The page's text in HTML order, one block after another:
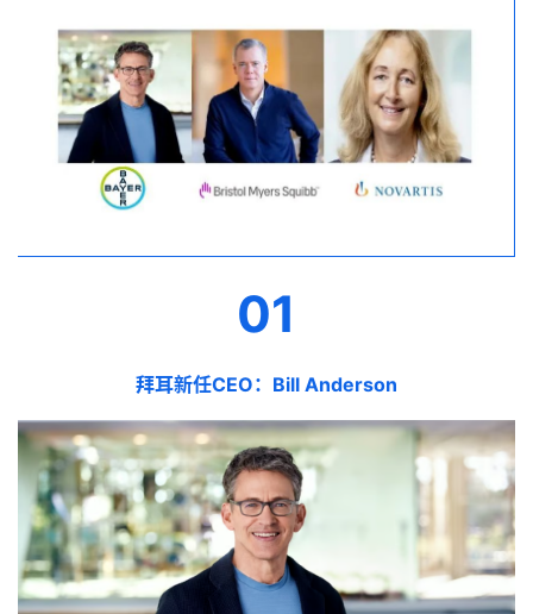
01
拜耳新任CEO： Bill Anderson